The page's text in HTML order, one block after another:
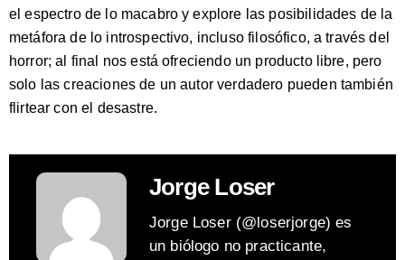
el espectro de lo macabro y explore las posibilidades de la
metáfora de lo introspectivo, incluso filosófico, a través del
horror; al final nos está ofreciendo un producto libre, pero
solo las creaciones de un autor verdadero pueden también
flirtear con el desastre.
Jorge Loser
Jorge Loser (@loserjorge) es
un biólogo no practicante,